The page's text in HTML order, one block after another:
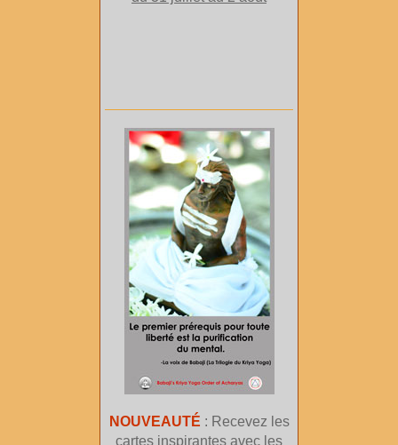
NOUVEAUTÉ : Recevez les
cartes inspirantes avec les